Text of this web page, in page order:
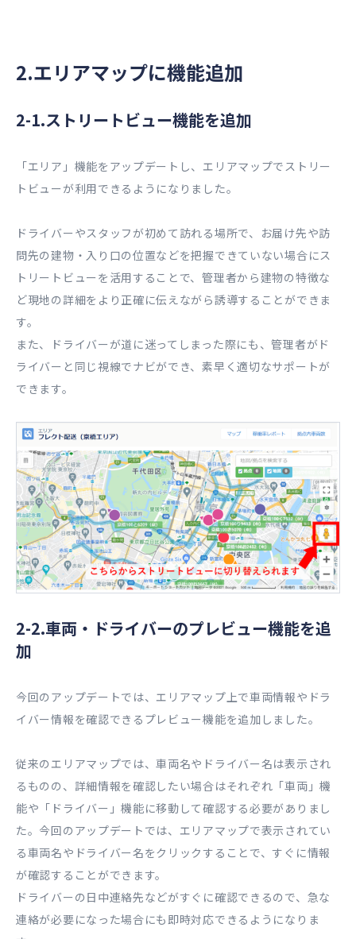
2.エリアマップに機能追加
2-1.ストリートビュー機能を追加
「エリア」機能をアップデートし、エリアマップでストリー
トビューが利用できるようになりました。
ドライバーやスタッフが初めて訪れる場所で、お届け先や訪
問先の建物・入り口の位置などを把握できていない場合にス
トリートビューを活用することで、管理者から建物の特徴な
ど現地の詳細をより正確に伝えながら誘導することができま
す。
また、ドライバーが道に迷ってしまった際にも、管理者がド
ライバーと同じ視線でナビができ、素早く適切なサポートが
できます。
2-2.車両・ドライバーのプレビュー機能を追
加
今回のアップデートでは、エリアマップ上で車両情報やドラ
イバー情報を確認できるプレビュー機能を追加しました。
従来のエリアマップでは、車両名やドライバー名は表示され
るものの、詳細情報を確認したい場合はそれぞれ「車両」機
能や「ドライバー」機能に移動して確認する必要がありまし
た。今回のアップデートでは、エリアマップで表示されてい
る車両名やドライバー名をクリックすることで、すぐに情報
が確認することができます。
ドライバーの日中連絡先などがすぐに確認できるので、急な
連絡が必要になった場合にも即時対応できるようになりま